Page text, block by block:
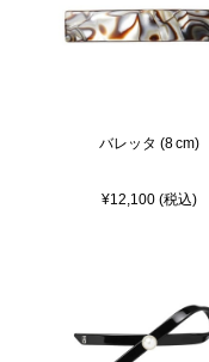
バレッタ (8 cm)
¥12,100 (税込)